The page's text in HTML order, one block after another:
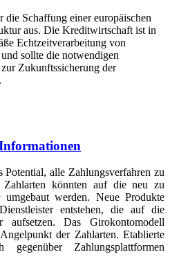
im Handel
Sicherheit
of
Schaffung einer europäischen
aus. Die Kreditwirtschaft ist in
Echtzeitverarbeitung von
sollte die notwendigen
Zukunftssicherung der
Potential, alle Zahlungsverfahren zu
Zahlarten könnten auf die neu zu
umgebaut werden. Neue Produkte
entstehen, die auf die
aufsetzen. Das Girokontomodell
der Zahlarten. Etablierte
Zahlungsplattformen